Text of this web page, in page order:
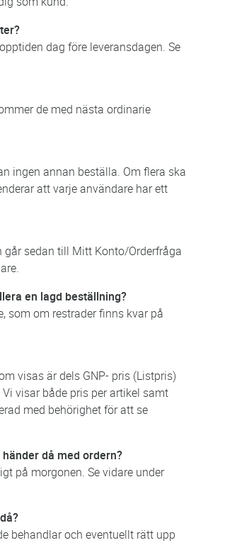
dag före leveransdagen. Se
de med nästa ordinarie
ingen annan beställa. Om flera ska
att varje användare har ett
går sedan till Mitt Konto/Orderfråga
en lagd beställning?
som om restrader finns kvar på
visas är dels GNP- pris (Listpris)
visar både pris per artikel samt
med behörighet för att se
då med ordern?
på morgonen. Se vidare under
behandlar och eventuellt rätt upp